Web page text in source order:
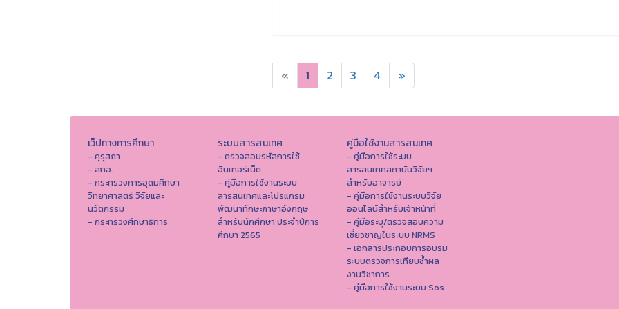
« 1 2 3 4 »
เว็ปทางการศึกษา
- คุรุสภา
- สกอ.
- กระทรวงการอุดมศึกษา
วิทยาศาสตร์ วิจัยและ
นวัตกรรม
- กระทรวงศึกษาธิการ
ระบบสารสนเทศ
- ตรวจสอบรหัสการใช้
อินเทอร์เน็ต
- คู่มือการใช้งานระบบ
สารสนเทศและโปรแกรม
พัฒนาทักษะภาษาอังกฤษ
สำหรับนักศึกษา ประจำปีการ
ศึกษา 2565
คู่มือใช้งานสารสนเทศ
- คู่มือการใช้ระบบ
สารสนเทศสถาบันวิจัยฯ
สำหรับอาจารย์
- คู่มือการใช้งานระบบวิจัย
ออนไลน์สำหรับเจ้าหน้าที่
- คู่มือระบุ/ตรวจสอบความ
เชี่ยวชาญในระบบ NRMS
- เอกสารประกอบการอบรม
ระบบตรวจการเทียบซ้ำผล
งานวิชาการ
- คู่มือการใช้งานระบบ Sos